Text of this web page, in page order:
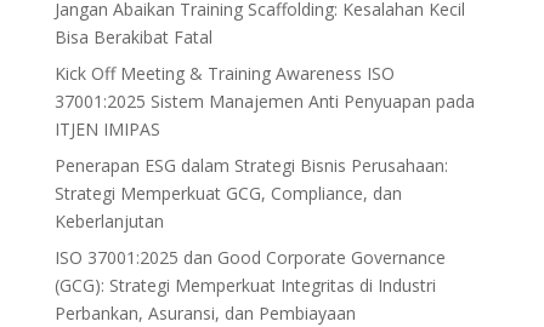
Jangan Abaikan Training Scaffolding: Kesalahan Kecil
Bisa Berakibat Fatal
Kick Off Meeting & Training Awareness ISO
37001:2025 Sistem Manajemen Anti Penyuapan pada
ITJEN IMIPAS
Penerapan ESG dalam Strategi Bisnis Perusahaan:
Strategi Memperkuat GCG, Compliance, dan
Keberlanjutan
ISO 37001:2025 dan Good Corporate Governance
(GCG): Strategi Memperkuat Integritas di Industri
Perbankan, Asuransi, dan Pembiayaan